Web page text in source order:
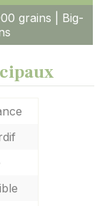
grains | Big-